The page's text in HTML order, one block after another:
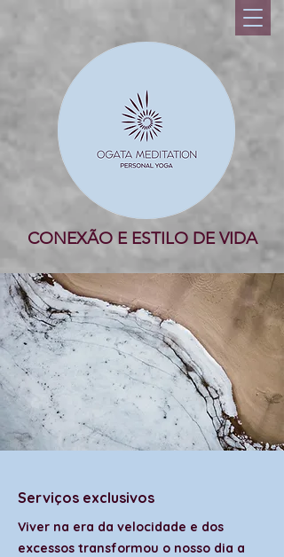
CONEXÃO E ESTILO DE VIDA
​Serviços exclusivos
Viver na era da velocidade e dos
excessos transformou o nosso dia a